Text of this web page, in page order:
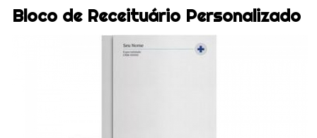
Bloco de Receituário Personalizado